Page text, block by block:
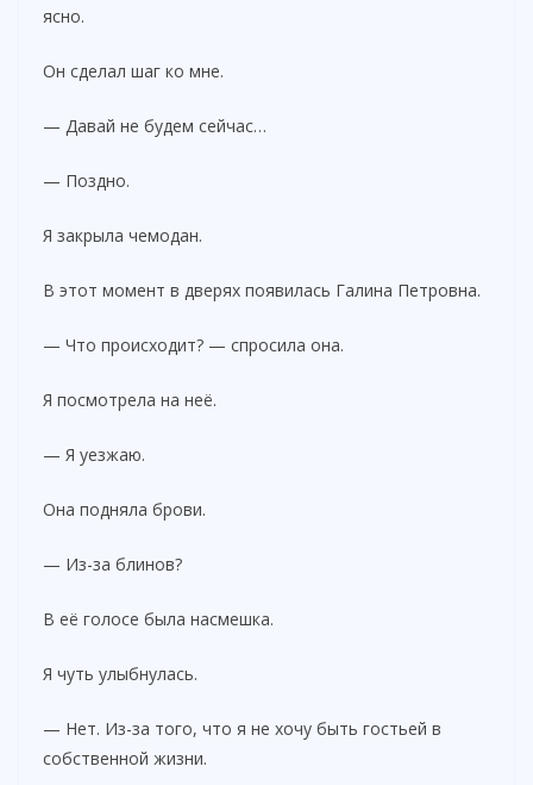
ясно.
Он сделал шаг ко мне.
— Давай не будем сейчас…
— Поздно.
Я закрыла чемодан.
В этот момент в дверях появилась Галина Петровна.
— Что происходит? — спросила она.
Я посмотрела на неё.
— Я уезжаю.
Она подняла брови.
— Из-за блинов?
В её голосе была насмешка.
Я чуть улыбнулась.
— Нет. Из-за того, что я не хочу быть гостьей в
собственной жизни.